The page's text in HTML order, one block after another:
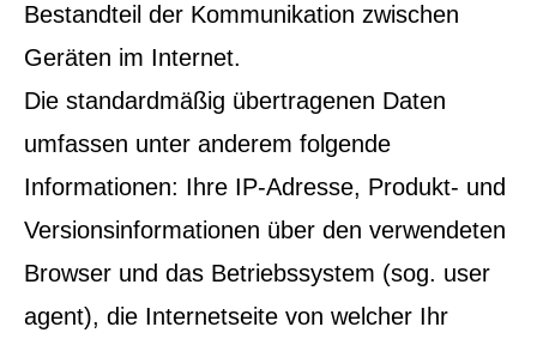
Bestandteil der Kommunikation zwischen
Geräten im Internet.
Die standardmäßig übertragenen Daten
umfassen unter anderem folgende
Informationen: Ihre IP-Adresse, Produkt- und
Versionsinformationen über den verwendeten
Browser und das Betriebssystem (sog. user
agent), die Internetseite von welcher Ihr